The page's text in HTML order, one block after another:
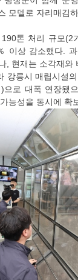
모델로 자리매김
톤 처리 규모(2
이상 감소했다.
, 현재는 소각재와
강릉시 매립시설
으로 대폭 연장됐
능성을 동시에 확